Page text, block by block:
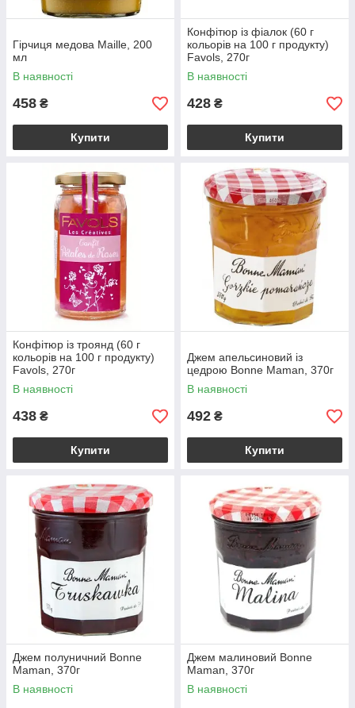
Гірчиця медова Maille, 200
мл
В наявності
458 ₴
Купити
Конфітюр із фіалок (60 г
кольорів на 100 г продукту)
Favols, 270г
В наявності
428 ₴
Купити
Конфітюр із троянд (60 г
кольорів на 100 г продукту)
Favols, 270г
В наявності
438 ₴
Купити
Джем апельсиновий із
цедрою Bonne Maman, 370г
В наявності
492 ₴
Купити
Джем полуничний Bonne
Maman, 370г
В наявності
Джем малиновий Bonne
Maman, 370г
В наявності